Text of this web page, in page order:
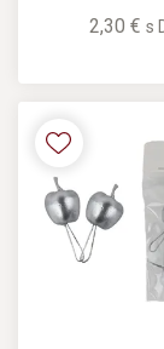
2,30 € s